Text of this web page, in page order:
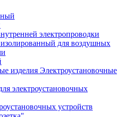
электропроводки
для воздушных
Электроустановочные
электроустановочных
устройств